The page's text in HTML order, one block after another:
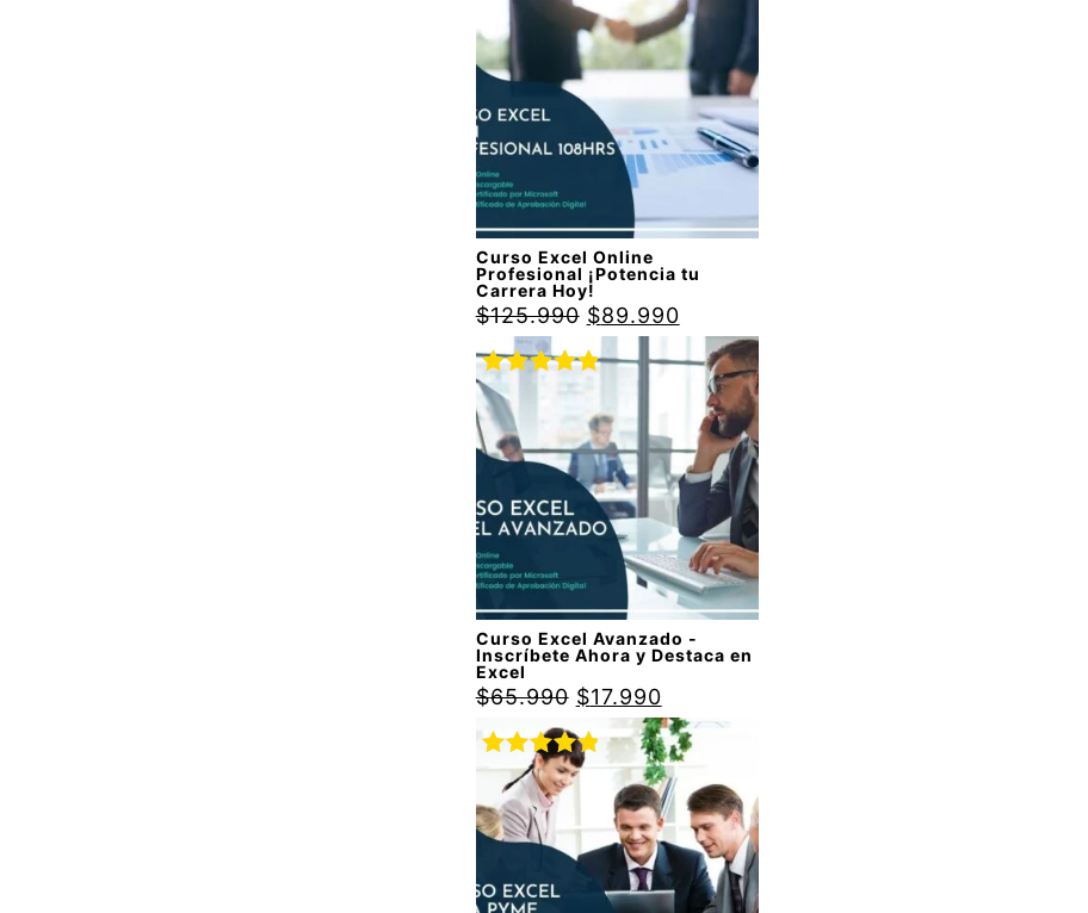
Curso Excel Online
Profesional ¡Potencia tu
Carrera Hoy!
Valorado
con
de
5
$125.990 $89.990
Curso Excel Avanzado -
Inscríbete Ahora y Destaca en
Excel
Valorado
con
de
5
$65.990 $17.990
Valorado
con 5.00de
5